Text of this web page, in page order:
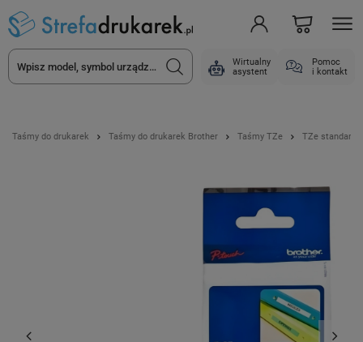
Wirtualny
asystent
Pomoc
i kontakt
Taśmy do drukarek Taśmy do drukarek Brother Taśmy TZe TZe